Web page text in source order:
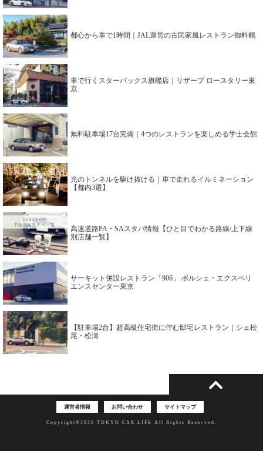
都心から車で1時間｜JAL運営の古民家風レストラン御料鶴
車で行くスターバックス旗艦店｜リザーブ ロースタリー東
京
無料駐車場17台完備｜4つのレストランを楽しめる学士会館
光のトンネルを駆け抜ける｜車で走れるイルミネーション
【都内3選】
高速道路PA・SAスタバ情報【ひと目でわかる路線/上下線
別店舗一覧】
サーキット併設レストラン「906」 ポルシェ・エクスペリ
エンスセンター東京
【駐車場2台】超高級住宅街に佇む邸宅レストラン｜シェ松
尾・松濤
運営者情報 お問い合わせ サイトマップ
Copyright©2026 TOKYO CAR LIFE All Rights Reserved.